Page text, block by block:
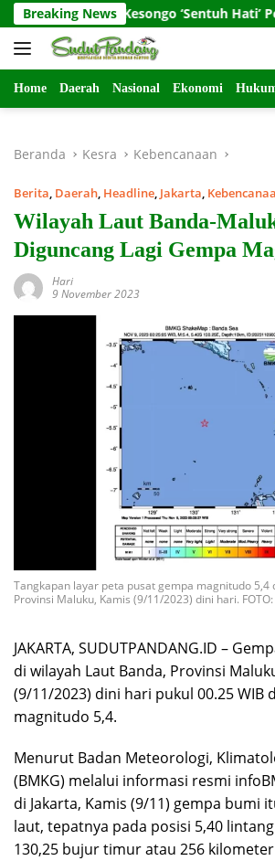
Langsung
ke
konten
Breaking News
Kesongo ‘Sentuh Hati’ Peternak
Home Daerah Nasional Ekonomi
Beranda Kesra Kebencanaan
Berita, Daerah, Headline, Jakarta,
Wilayah Laut Banda-
Diguncang Lagi Gempa
Hari
9 November 2023
Tangkapan layar peta pusat gempa magnitudo 5,4
Provinsi Maluku, Kamis (9/11/2023) dini hari.
JAKARTA, SUDUTPANDANG.ID –
di wilayah Laut Banda, Provinsi
(9/11/2023) dini hari pukul 00.25 WIB
magnitudo 5,4.
Menurut Badan Meteorologi,
(BMKG) melalui informasi resmi
di Jakarta, Kamis (9/11) gempa bumi
laut, tepatnya pada posisi 5,40
130,25 bujur timur atau 256